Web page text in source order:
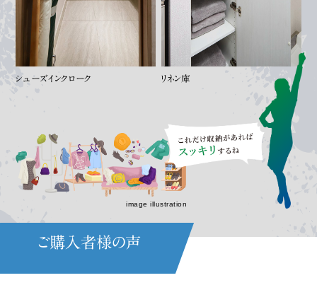
シューズインクローク リネン庫
image illustration
ご購入者様の声